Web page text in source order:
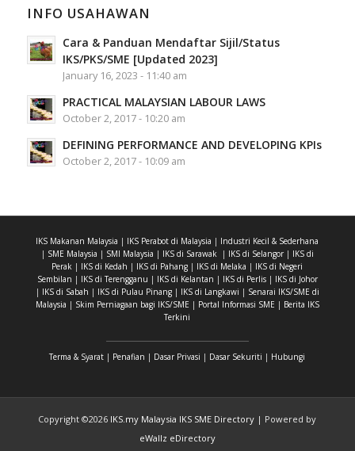
INFO USAHAWAN
Cara & Panduan Mendaftar Sijil/Status
IKS/PKS/SME [Updated 2023]
January 16, 2023 - 11:40 am
PRACTICAL MALAYSIAN LABOUR LAWS
October 2, 2017 - 10:20 am
DEFINING PERFORMANCE AND DEVELOPING KPIs
October 2, 2017 - 10:09 am
IKS Makanan Malaysia | IKS Perabot di Malaysia | Industri Kecil & Sederhana
| SME Malaysia | SMI Malaysia | IKS di Sarawak| IKS di Selangor| IKS di
Perak | IKS di Kedah | IKS di Pahang | IKS di Melaka | IKS di Negeri
Sembilan | IKS di Terengganu | IKS di Kelantan | IKS di Perlis| IKS di Johor
| IKS di Sabah | IKS di Pulau Pinang| IKS di Langkawi | Senarai IKS/SME di
Malaysia | Skim Perniagaan bagi IKS/SME | Portal Informasi SME | Berita IKS
Terkini
Terma & Syarat | Penafian | Dasar Privasi | Dasar Sekuriti | Hubungi
Copyright ©2026 IKS.my Malaysia IKS SME Directory | Powered by
eWallz eDirectory